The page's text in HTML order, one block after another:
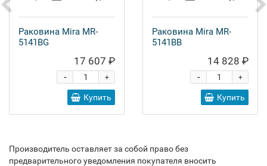
Раковина Mira MR-
5141BG
17 607 ₽
+
-
Купить
Раковина Mira MR-
5141BB
14 828 ₽
+
-
Купить
Производитель оставляет за собой право без
предварительного уведомления покупателя вносить